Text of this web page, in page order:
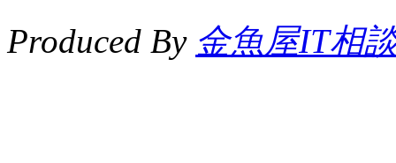
Produced By 金魚屋IT相